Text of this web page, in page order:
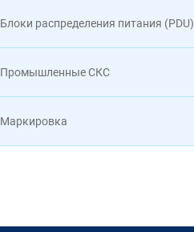
Блоки распределения питания (PDU)
Промышленные СКС
Маркировка